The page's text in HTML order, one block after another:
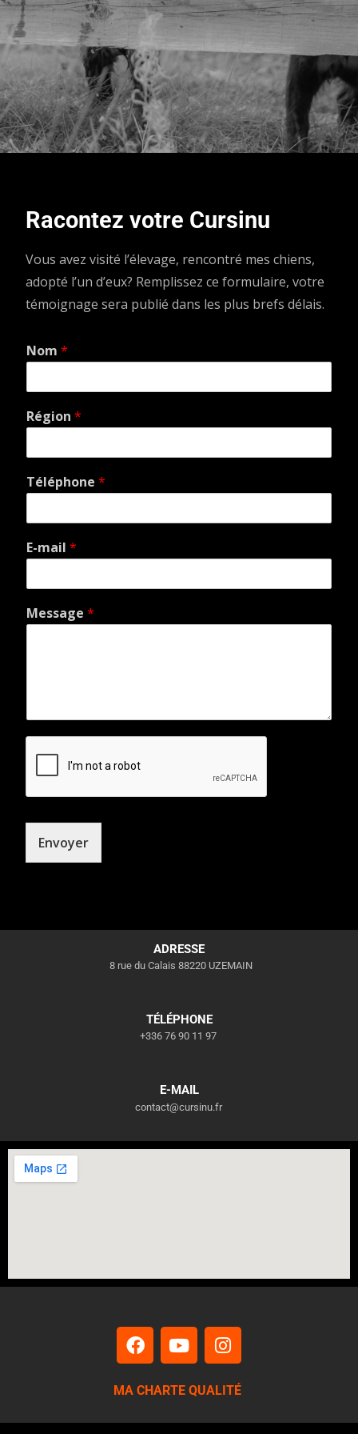
Racontez votre Cursinu
Vous avez visité l’élevage, rencontré mes chiens,
adopté l’un d’eux? Remplissez ce formulaire, votre
témoignage sera publié dans les plus brefs délais.
Nom*
Région*
Téléphone*
E-mail*
Message*
Envoyer
ADRESSE
8 rue du Calais 88220 UZEMAIN
TÉLÉPHONE
+336 76 90 11 97
E-MAIL
contact@cursinu.fr
MA CHARTE QUALITÉ